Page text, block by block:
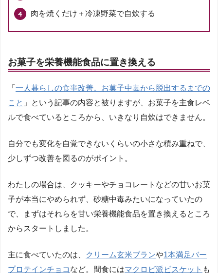
肉を焼くだけ＋冷凍野菜で自炊する
お菓子を栄養機能食品に置き換える
「 一人暮らしの食事改善。お菓子中毒から脱出するまでの
こと 」という記事の内容と被りますが、お菓子を主食レベ
ルで食べているところから、いきなり自炊はできません。
自分でも変化を自覚できないくらいの小さな積み重ねで、
少しずつ改善を図るのがポイント。
わたしの場合は、クッキーやチョコレートなどの甘いお菓
子が本当にやめられず、砂糖中毒みたいになっていたの
で、まずはそれらを甘い栄養機能食品を置き換えるところ
からスタートしました。
主に食べていたのは、 クリーム玄米ブランや1本満足バー
プロテインチョコ など。間食にはマクロビ派ビスケット も